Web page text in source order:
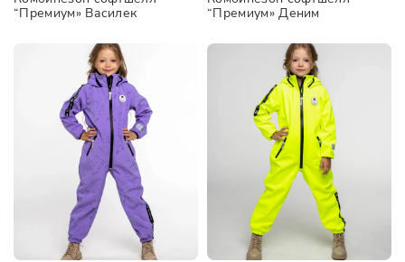
“Премиум» Василек
“Премиум» Деним